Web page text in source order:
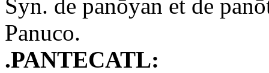
Syn. de panōyan et de
Panuco.
.PANTECATL: